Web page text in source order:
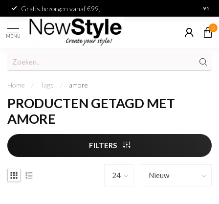
Gratis bezorgen vanaf €99,- 9.5
MENU
0
Home / Tags / amore
PRODUCTEN GETAGD MET
AMORE
FILTERS